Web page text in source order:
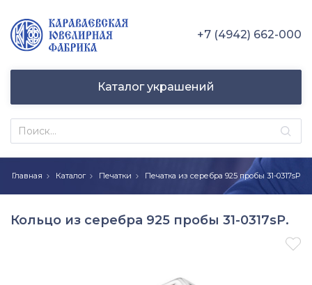
+7 (4942) 662-000
Каталог украшений
Главная Каталог Печатки Печатка из серебра 925 пробы 31-0317sР
Кольцо из серебра 925 пробы 31-0317sР.
